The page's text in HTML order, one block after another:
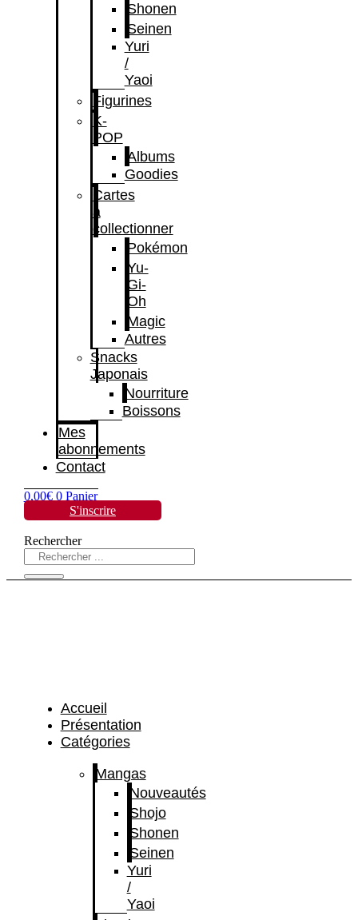
Shonen
Seinen
Yuri
/
Yaoi
Figurines
K-
POP
Albums
Goodies
Cartes
à
collectionner
Pokémon
Yu-
Gi-
Oh
Magic
Autres
Snacks
Japonais
Nourriture
Boissons
Mes
abonnements
Contact
0,00€ 0 Panier
S'inscrire
Rechercher
Accueil
Présentation
Catégories
Mangas
Nouveautés
Shojo
Shonen
Seinen
Yuri
/
Yaoi